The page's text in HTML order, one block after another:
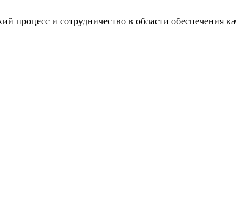
процесс и сотрудничество в области обеспечения